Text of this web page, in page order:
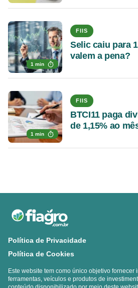
1 min
FIIS
Selic caiu para
valem a pena?
1 min
FIIS
BTCI11 paga
de 1,15% ao
Política de Privacidade
Política de Cookies
Este website tem como único objetivo fornecer
ferramentas, veículos e produtos de